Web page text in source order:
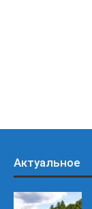
Актуальное